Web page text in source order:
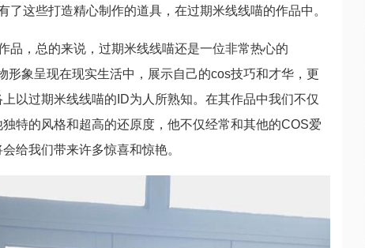
这些打造精心制作的道具，在过期米线线喵的作品中。
品，总的来说，过期米线线喵还是一位非常热心的
象呈现在现实生活中，展示自己的cos技巧和才华，更
以过期米线线喵的ID为人所熟知。在其作品中我们不仅
特的风格和超高的还原度，他不仅经常和其他的COS爱
给我们带来许多惊喜和惊艳。